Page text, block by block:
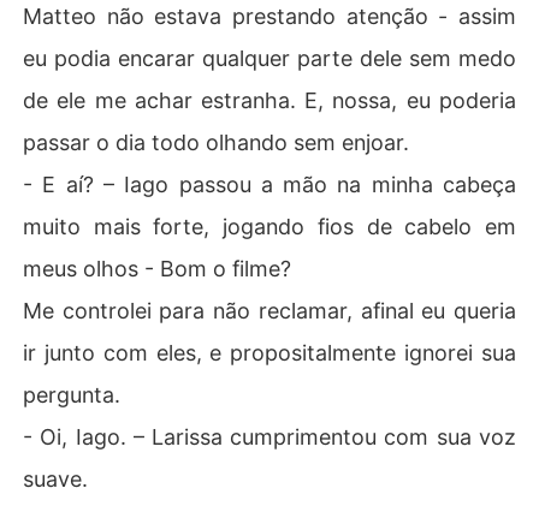
Matteo não estava prestando atenção - assim
eu podia encarar qualquer parte dele sem medo
de ele me achar estranha. E, nossa, eu poderia
passar o dia todo olhando sem enjoar.
- E aí? – Iago passou a mão na minha cabeça
muito mais forte, jogando fios de cabelo em
meus olhos - Bom o filme?
Me controlei para não reclamar, afinal eu queria
ir junto com eles, e propositalmente ignorei sua
pergunta.
- Oi, Iago. – Larissa cumprimentou com sua voz
suave.